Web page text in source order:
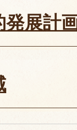
発展計